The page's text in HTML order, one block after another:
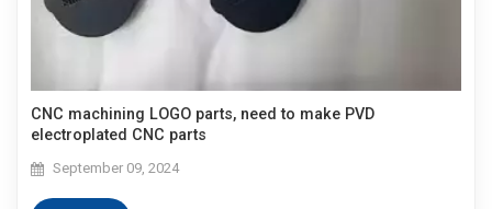
CNC machining LOGO parts, need to make PVD
electroplated CNC parts
September 09, 2024